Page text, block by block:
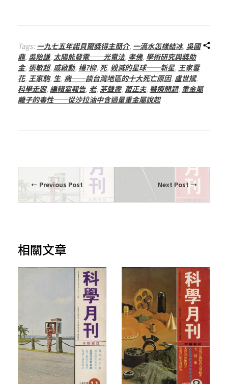
號
第
7
2
Tags:一九七五年諾貝爾獎得主簡介, 一滴水怎樣結冰, 吳國
鼎, 吳貽謙, 太陽能發電──光電法, 孝佛, 學術研究與獎助
金, 張敏超, 戚啟勳, 楊?柳, 死, 毀滅的星球──新星, 王家雪
花, 王家駒, 生, 病──談台灣地區的十大死亡原因, 盧世斌,
科學走廊, 編輯室報告, 老, 茅聲燾, 蕭正夫, 醫療問題, 重金屬
離子的毒性──從沙拉油中含過量重金屬說起
Previous Post Next Post
相關文章